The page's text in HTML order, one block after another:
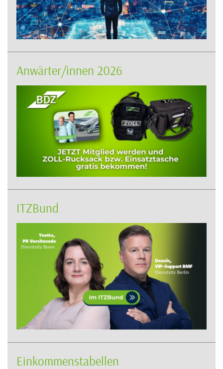
Anwärter/innen 2026
ITZBund
Einkommenstabellen